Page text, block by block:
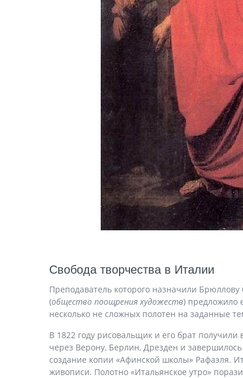
Свобода творчества в Италии
Преподаватель которого назначили
(общество поощрения художеств) предложило
несколько не сложных полотен на заданные
В 1822 году рисовальщик и его брат
через Верону, Берлин, Дрезден и
создание копии «Афинской школы» Рафаэля.
живописи. Полотно «Итальянское утро»